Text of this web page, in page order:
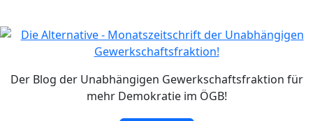
Der Blog der Unabhängigen Gewerkschaftsfraktion für
mehr Demokratie im ÖGB!